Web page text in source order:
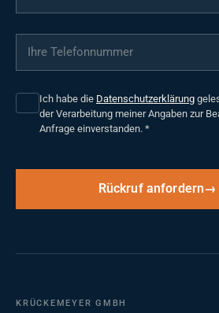
Ihre Telefonnummer
Ich habe die Datenschutzerklärung
der Verarbeitung meiner Angaben zur
Anfrage einverstanden. *
Rückruf anfordern
KRÜCKEMEYER GMBH